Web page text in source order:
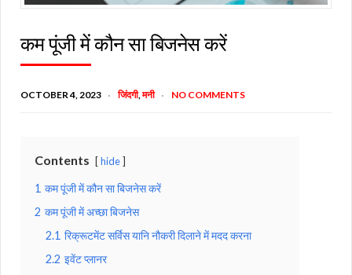
कम पूंजी में कौन सा बिजनेस करें
OCTOBER 4, 2023 जिंदगी,मनी NO COMMENTS
Contents hide
1 कम पूंजी में कौन सा बिजनेस करें
2 कम पूंजी में अच्छा बिजनेस
2.1 रिक्रूटमेंट सर्विस यानि नौकरी दिलाने में मदद करना
2.2 इवेंट प्लानर